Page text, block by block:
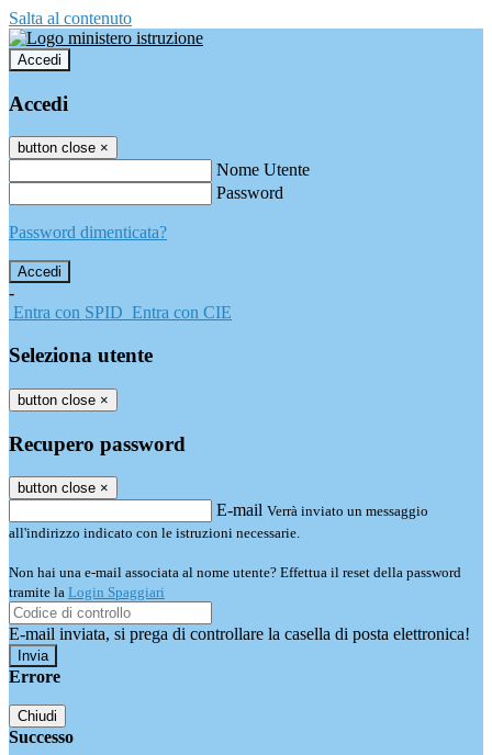
Salta al contenuto
Accedi
Accedi
button close ×
Nome Utente
Password
Password dimenticata?
-
Entra con SPID Entra con CIE
Seleziona utente
button close ×
Recupero password
button close ×
E-mail Verrà inviato un messaggio
all'indirizzo indicato con le istruzioni necessarie.
Non hai una e-mail associata al nome utente? Effettua il reset della password
tramite la Login Spaggiari
E-mail inviata, si prega di controllare la casella di posta elettronica!
Errore
Chiudi
Successo